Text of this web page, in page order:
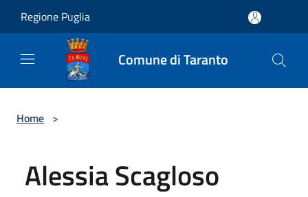
Regione Puglia
Comune di Taranto
Home >
Alessia Scagloso